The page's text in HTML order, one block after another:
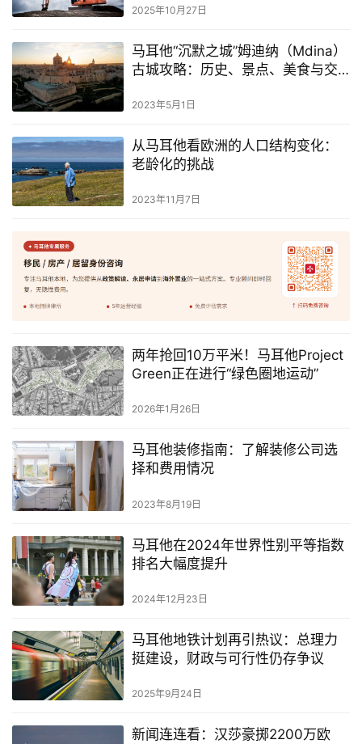
2025年10月27日
马耳他“沉默之城”姆迪纳（Mdina）
古城攻略：历史、景点、美食与交
2023年5月1日
从马耳他看欧洲的人口结构变化：
老龄化的挑战
2023年11月7日
两年抢回10万平米！马耳他Project
Green正在进行“绿色圈地运动”
2026年1月26日
马耳他装修指南：了解装修公司选
择和费用情况
2023年8月19日
马耳他在2024年世界性别平等指数
排名大幅度提升
2024年12月23日
马耳他地铁计划再引热议：总理力
挺建设，财政与可行性仍存争议
2025年9月24日
新闻连连看：汉莎豪掷2200万欧